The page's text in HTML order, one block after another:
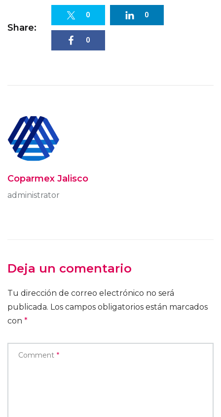
Share:
0 0
0
Coparmex Jalisco
administrator
Deja un comentario
Tu dirección de correo electrónico no será
publicada. Los campos obligatorios están marcados
con *
Comment *